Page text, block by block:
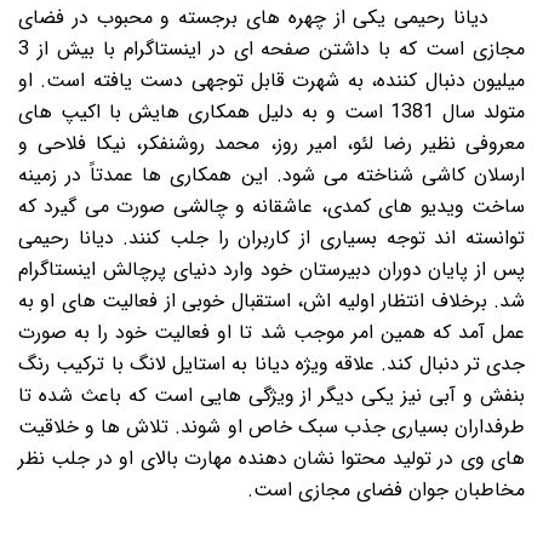
دیانا رحیمی یکی از چهره های برجسته و محبوب در فضای
مجازی است که با داشتن صفحه ای در اینستاگرام با بیش از 3
میلیون دنبال کننده، به شهرت قابل توجهی دست یافته است. او
متولد سال 1381 است و به دلیل همکاری هایش با اکیپ های
معروفی نظیر رضا لئو، امیر روز، محمد روشنفکر، نیکا فلاحی و
ارسلان کاشی شناخته می شود. این همکاری ها عمدتاً در زمینه
ساخت ویدیو های کمدی، عاشقانه و چالشی صورت می گیرد که
توانسته اند توجه بسیاری از کاربران را جلب کنند. دیانا رحیمی
پس از پایان دوران دبیرستان خود وارد دنیای پرچالش اینستاگرام
شد. برخلاف انتظار اولیه اش، استقبال خوبی از فعالیت های او به
عمل آمد که همین امر موجب شد تا او فعالیت خود را به صورت
جدی تر دنبال کند. علاقه ویژه دیانا به استایل لانگ با ترکیب رنگ
بنفش و آبی نیز یکی دیگر از ویژگی هایی است که باعث شده تا
طرفداران بسیاری جذب سبک خاص او شوند. تلاش ها و خلاقیت
های وی در تولید محتوا نشان دهنده مهارت بالای او در جلب نظر
مخاطبان جوان فضای مجازی است.